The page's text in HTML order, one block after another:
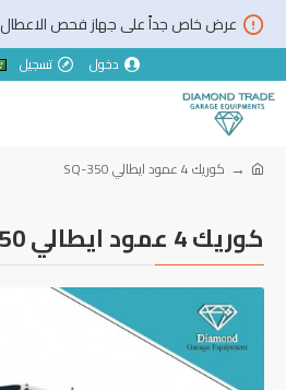
عرض خاص جداً على جهاز فحص الاعطال
دخول تسجيل
كوريك 4 عمود ايطالي SQ-350
كوريك 4 عمود ايطالي SQ-350